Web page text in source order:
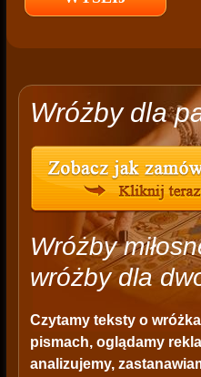
Wróżby dla
Wróżby
wróżby dla
Czytamy teksty o
pismach, oglądamy
analizujemy,